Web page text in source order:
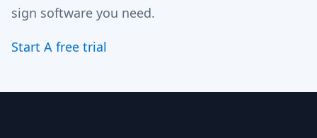
sign software you need.
Start A free trial